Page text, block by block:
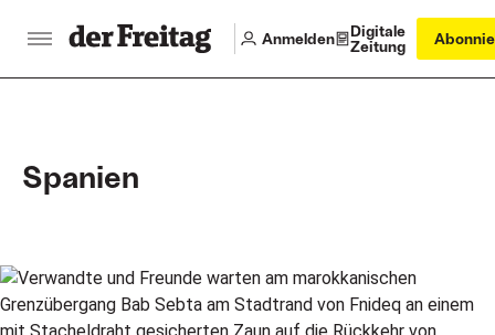
Anmelden
Digitale
Zeitung
Spanien
Main articles